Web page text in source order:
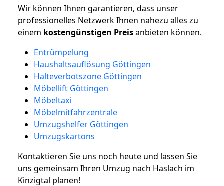
Wir können Ihnen garantieren, dass unser
professionelles Netzwerk Ihnen nahezu alles zu
einem kostengünstigen Preisanbieten können.
Entrümpelung
Haushaltsauflösung Göttingen
Halteverbotszone Göttingen
Möbellift Göttingen
Möbeltaxi
Möbelmitfahrzentrale
Umzugshelfer Göttingen
Umzugskartons
Kontaktieren Sie uns noch heute und lassen Sie
uns gemeinsam Ihren Umzug nach Haslach im
Kinzigtal planen!